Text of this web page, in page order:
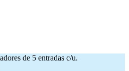
de 5 entradas c/u.